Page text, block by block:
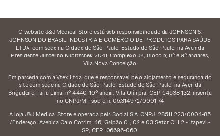
O website J&J Medical Store está sob responsabilidade da JOHNSON &
JOHNSON DO BRASIL INDÚSTRIA E COMÉRCIO DE PRODUTOS PARA SAÚDE
LTDA. com sede na Cidade de São Paulo, Estado de São Paulo, na Avenida
Presidente Juscelino Kubitschek 2041, Complexo JK, Bloco b, 8º e 9º andares,
Vila Nova Conceição.
Em parceria com a Vtex Ltda. que é responsável pelo alojamento e segurança do
site com sede na Cidade de São Paulo, Estado de São Paulo, na Avenida
Brigadeiro Faria Lima, nº 4.440, 10º andar, Vila Olímpia, CEP 04538-132, inscrita
no CNPJ/MF sob o n. 05.314.972/0001-74
A loja J&J Medical Store é operada pela Social S.A. CNPJ: 28.511.223/0004-85
/Endereço: Avenida Caio Cotrim, 46, Galpão 01, 02 e 03 Setor CLI 2 - Itapevi -
SP, CEP: 06696-060.